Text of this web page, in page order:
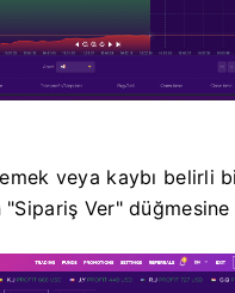
veya kaybı belirli
Ver" düğmesine